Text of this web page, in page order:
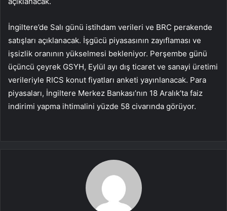
İngiltere’de Salı günü istihdam verileri ve BRC perakende
satışları açıklanacak. İşgücü piyasasının zayıflaması ve
işsizlik oranının yükselmesi bekleniyor. Perşembe günü
üçüncü çeyrek GSYH, Eylül ayı dış ticaret ve sanayi üretimi
verileriyle RICS konut fiyatları anketi yayınlanacak. Para
piyasaları, İngiltere Merkez Bankası’nın 18 Aralık’ta faiz
indirimi yapma ihtimalini yüzde 58 civarında görüyor.